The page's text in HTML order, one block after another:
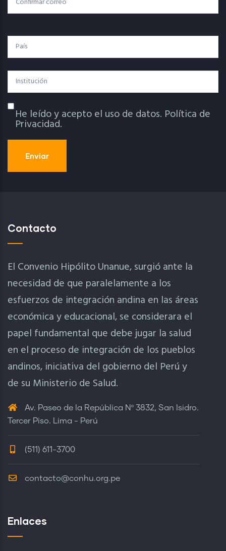
País
Institución
Política De Privacidad
He leído y acepto el uso de datos. Política de
Privacidad.
Contacto
El Convenio Hipólito Unanue, surgió ante la
necesidad de que paralelamente a los
esfuerzos de integración andina en las áreas
económica y educacional, se considerara el
papel fundamental que debe jugar la salud
en el proceso de integración de los pueblos
andinos, iniciativa del gobierno del Perú y
de su Ministerio de Salud.
Av. Paseo de la República Nº 3832, San Isidro.
Tercer Piso. Lima - Perú
(511) 611-3700
contacto@conhu.org.pe
Enlaces